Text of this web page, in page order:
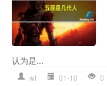
认为是...
wf 01-10 0